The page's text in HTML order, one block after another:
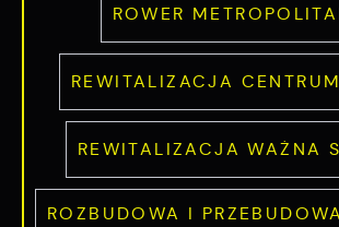
ROWER
REWITALIZACJA
REWITALIZACJA WAŻNA
ROZBUDOWA I
pojawić się na stronach
lub firm będących naszymi
treści w postaci wiadomości,
komunikatów mediów